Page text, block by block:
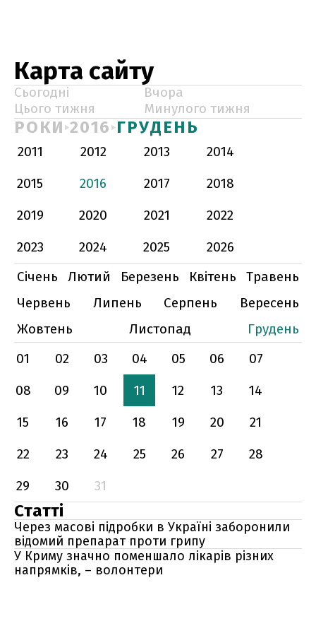
Карта сайту
Сьогодні
Вчора
Цього тижня
Минулого тижня
РОКИ 2016 ГРУДЕНЬ
2011 2012 2013
2014
2015
2016 2017
2018
2019
2020 2021
2022
2023
2024 2025
2026
Січень
Лютий Березень Квітень
Травень
Червень
Липень Серпень
Вересень
Жовтень
Листопад
Грудень
01
02 03 04 05 06
07
08
09 10 11 12 13
14
15
16 17 18 19 20
21
22
23 24 25 26 27
28
29
30 31
Статті
Через масові підробки в Україні заборонили
відомий препарат проти грипу
У Криму значно поменшало лікарів різних
напрямків, – волонтери